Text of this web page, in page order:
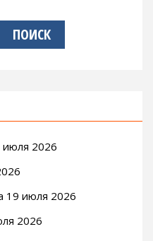
июля 2026
19 июля 2026
2026